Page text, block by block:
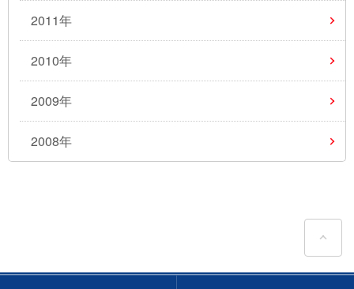
2011年
2010年
2009年
2008年
ペ